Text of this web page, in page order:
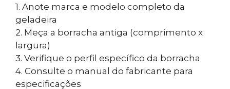
1. Anote marca e modelo completo da
geladeira
2. Meça a borracha antiga (comprimento x
largura)
3. Verifique o perfil específico da borracha
4. Consulte o manual do fabricante para
especificações